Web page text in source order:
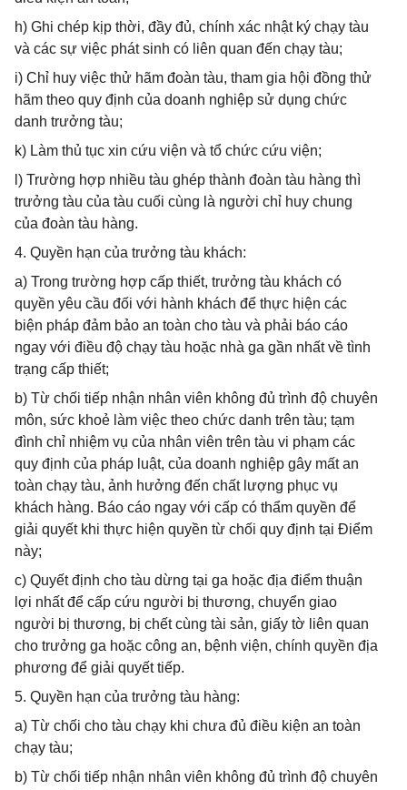
h) Ghi chép kịp thời, đầy đủ, chính xác nhật ký chạy tàu
và các sự việc phát sinh có liên quan đến chạy tàu;
i) Chỉ huy việc thử hãm đoàn tàu, tham gia hội đồng thử
hãm theo quy định của doanh nghiệp sử dụng chức
danh trưởng tàu;
k) Làm thủ tục xin cứu viện và tổ chức cứu viện;
l) Trường hợp nhiều tàu ghép thành đoàn tàu hàng thì
trưởng tàu của tàu cuối cùng là người chỉ huy chung
của đoàn tàu hàng.
4. Quyền hạn của trưởng tàu khách:
a) Trong trường hợp cấp thiết, trưởng tàu khách có
quyền yêu cầu đối với hành khách để thực hiện các
biện pháp đảm bảo an toàn cho tàu và phải báo cáo
ngay với điều độ chạy tàu hoặc nhà ga gần nhất về tình
trạng cấp thiết;
b) Từ chối tiếp nhận nhân viên không đủ trình độ chuyên
môn, sức khoẻ làm việc theo chức danh trên tàu; tạm
đình chỉ nhiệm vụ của nhân viên trên tàu vi phạm các
quy định của pháp luật, của doanh nghiệp gây mất an
toàn chạy tàu, ảnh hưởng đến chất lượng phục vụ
khách hàng. Báo cáo ngay với cấp có thẩm quyền để
giải quyết khi thực hiện quyền từ chối quy định tại Điểm
này;
c) Quyết định cho tàu dừng tại ga hoặc địa điểm thuận
lợi nhất để cấp cứu người bị thương, chuyển giao
người bị thương, bị chết cùng tài sản, giấy tờ liên quan
cho trưởng ga hoặc công an, bệnh viện, chính quyền địa
phương để giải quyết tiếp.
5. Quyền hạn của trưởng tàu hàng:
a) Từ chối cho tàu chạy khi chưa đủ điều kiện an toàn
chạy tàu;
b) Từ chối tiếp nhận nhân viên không đủ trình độ chuyên